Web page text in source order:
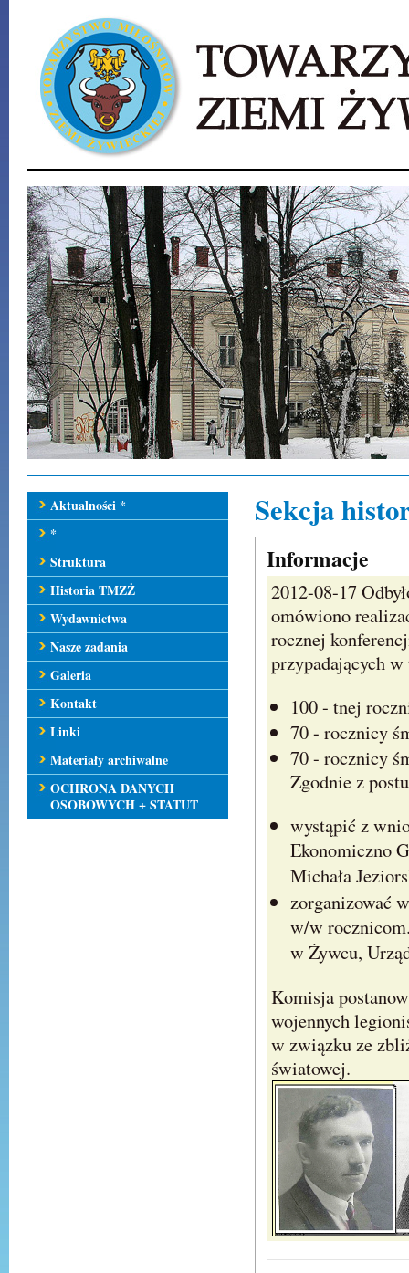
Aktualności *
*
Struktura
Historia TMZŻ
Wydawnictwa
Nasze zadania
Galeria
Kontakt
Linki
Materiały archiwalne
OCHRONA DANYCH
OSOBOWYCH + STATUT
Sekcja
Informacje
2012-08-17
omówiono
rocznej
przypadających
100 - tnej
70 - rocznicy
70 - rocznicy
Zgodnie z
wystąpić z
Ekonomiczno
Michała
zorganizować
w/w
w Żywcu,
Komisja
wojennych
w związku ze
światowej.